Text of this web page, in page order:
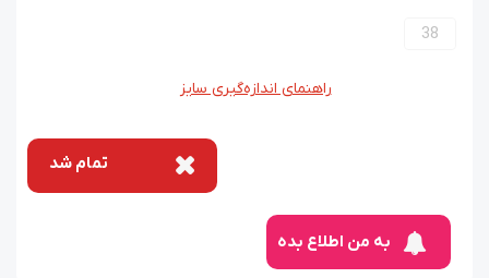
38
راهنمای اندازه‌گیری سایز
تمام شد
به من اطلاع بده